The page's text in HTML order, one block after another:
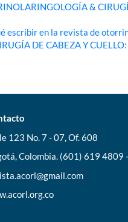
&
escribir en la revista de
DE CABEZA Y
123 No. 7 - 07, Of. 608
Colombia. (601) 619 4809